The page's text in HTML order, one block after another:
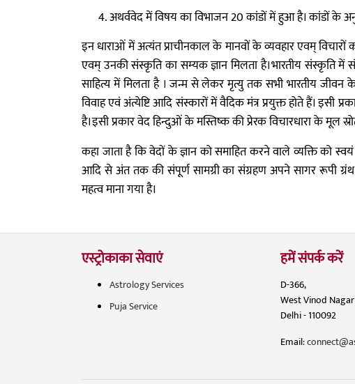
अथर्ववेद में विषय का विभाजन 20 कांडों में हुआ है। कांडों के
इन धाराओं में अत्यंत प्राचीनकाल के मानवों के व्यवहार एवम्
एवम् उनकी संस्कृति का सम्यक ज्ञान मिलता है।भारतीय संस्कृति में
साहित्य में मिलता है । जन्म से लेकर मृत्यु तक सभी भारतीय
विवाह एवं अंत्येष्टि आदि संस्कारों में वैदिक मंत्र प्रयुक्त होते हैं। इसी
है।इसी प्रकार वेद हिन्दुओं के मस्तिष्क की प्रेरक विचारधारा के मूल
कहा जाता है कि वेदों के ज्ञान को समाहित करने वाले व्यक्ति को स्वयं
आदि से अंत तक की संपूर्ण सामग्री का संग्रहण अपने सागर रूपी
महत्व माना गया है।
एस्ट्रोकाका सेवाएं
Astrology Services
Puja Service
हमें संपर्क करें
D-366,
West Vinod Nagar
Delhi - 110092
Email: